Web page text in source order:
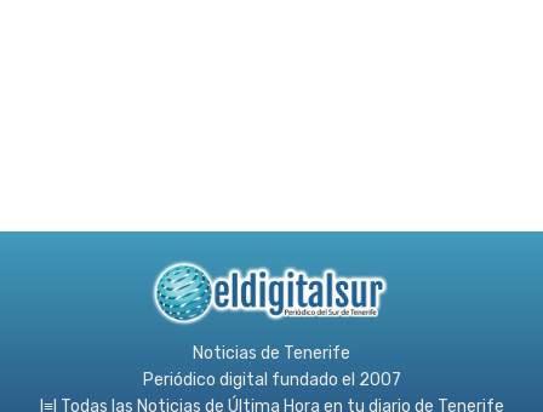
Noticias de Tenerife
Periódico digital fundado el 2007
l≡l Todas las Noticias de Última Hora en tu diario de Tenerife